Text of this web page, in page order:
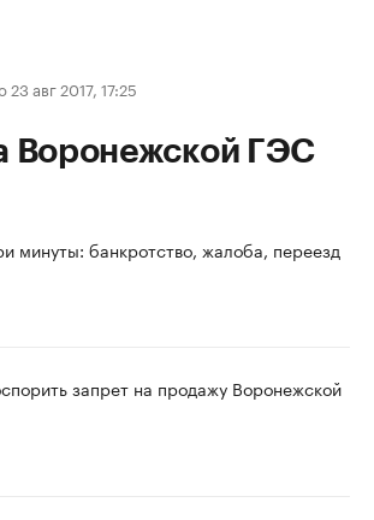
авг 2017, 17:25
Воронежской ГЭС
минуты: банкротство, жалоба, переезд
запрет на продажу Воронежской